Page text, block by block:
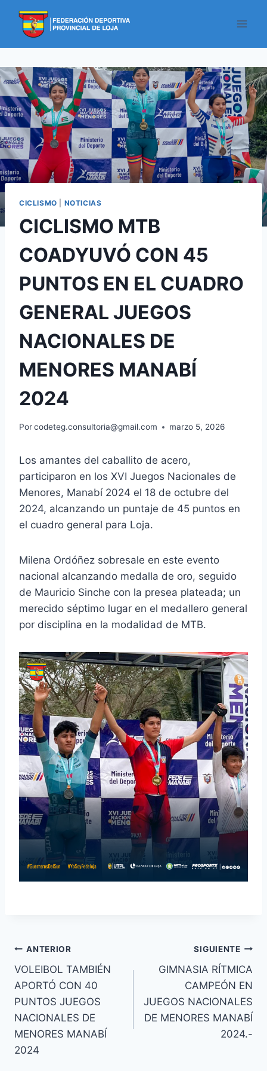
CICLISMO NOTICIAS
CICLISMO MTB
COADYUVÓ CON 45
PUNTOS EN EL CUADRO
GENERAL JUEGOS
NACIONALES DE
MENORES MANABÍ
2024
Porcodeteg.consultoria@gmail.com marzo 5, 2026
Los amantes del caballito de acero,
participaron en los XVI Juegos Nacionales de
Menores, Manabí 2024 el 18 de octubre del
2024, alcanzando un puntaje de 45 puntos en
el cuadro general para Loja.
Milena Ordóñez sobresale en este evento
nacional alcanzando medalla de oro, seguido
de Mauricio Sinche con la presea plateada; un
merecido séptimo lugar en el medallero general
por disciplina en la modalidad de MTB.
ANTERIOR
VOLEIBOL TAMBIÉN
APORTÓ CON 40
PUNTOS JUEGOS
NACIONALES DE
MENORES MANABÍ
2024
SIGUIENTE
GIMNASIA RÍTMICA
CAMPEÓN EN
JUEGOS NACIONALES
DE MENORES MANABÍ
2024.-